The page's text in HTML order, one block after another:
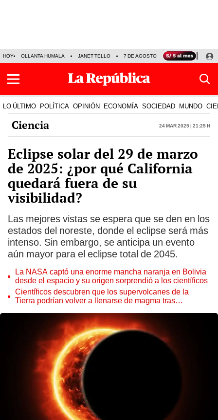
HOY OLLANTA HUMALA JANET TELLO 7 DE AGOSTO TINKA RESULTADOS
LO ÚLTIMO POLÍTICA OPINIÓN ECONOMÍA SOCIEDAD MUNDO
Ciencia 24 Mar 2025 | 21:25 h
Eclipse solar del 29 de marzo
de 2025: ¿por qué California
quedará fuera de su
visibilidad?
Las mejores vistas se espera que se den en los
estados del noreste, donde el eclipse será más
intenso. Sin embargo, se anticipa un evento
aún mayor para el eclipse total de 2045.
La NASA captó una enorme mancha naranja en Bolivia
desde el espacio y su origen sorprendió a los científicos
Científicos descubren que los supervolcanes de la
Tierra podrían volver a llenarse de magma tras